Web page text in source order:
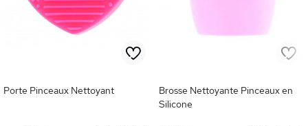
Porte Pinceaux Nettoyant
Brosse Nettoyante Pinceaux en
Silicone